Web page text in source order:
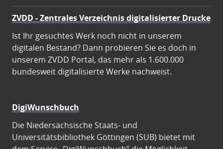
ZVDD - Zentrales Verzeichnis digitalisierter Drucke
Ist Ihr gesuchtes Werk noch nicht in unserem
digitalen Bestand? Dann probieren Sie es doch in
unserem ZVDD Portal, das mehr als 1.600.000
bundesweit digitalisierte Werke nachweist.
DigiWunschbuch
Die Niedersächsische Staats- und
Universitätsbibliothek Göttingen (SUB) bietet mit